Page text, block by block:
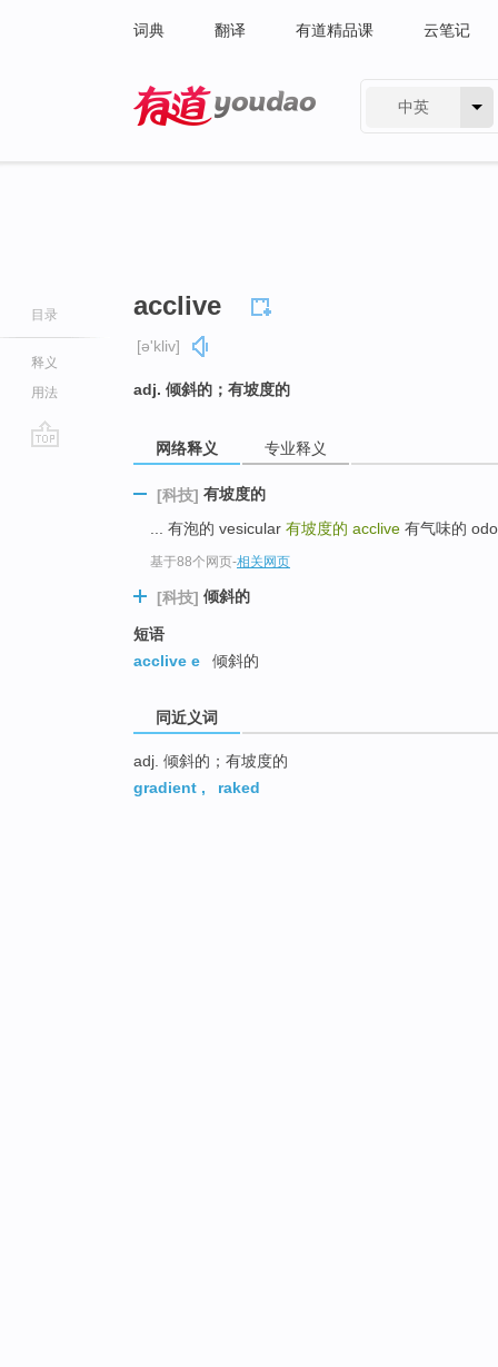
词典 翻译 有道精品课 云笔记
中英
目录
释义
用法
acclive
[ə'kliv]
adj. 倾斜的；有坡度的
网络释义 专业释义
[科技] 有坡度的
... 有泡的 vesicular 有坡度的 acclive 有气味的
基于88个网页-相关网页
[科技] 倾斜的
短语
acclive e
倾斜的
同近义词
adj. 倾斜的；有坡度的
gradient , raked